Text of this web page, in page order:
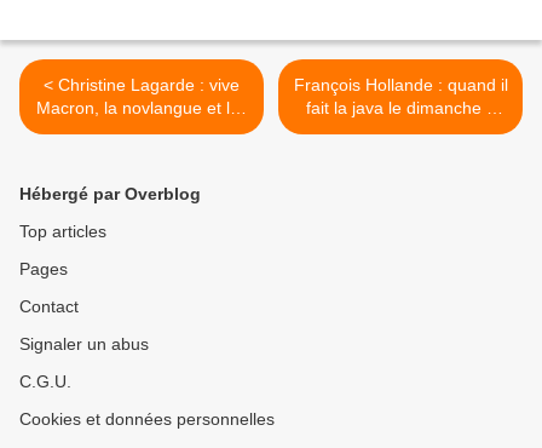
< Christine Lagarde : vive
Macron, la novlangue et les
migrants ! (par Eloïse
François Hollande : quand il
fait la java le dimanche à
Broadway (par Marie
Hébergé par Overblog
Top articles
Pages
Contact
Signaler un abus
C.G.U.
Cookies et données personnelles